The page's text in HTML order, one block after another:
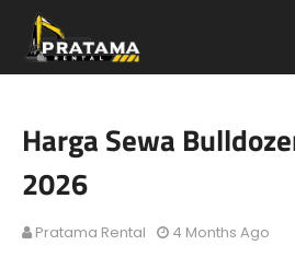
Harga Sewa
2026
Pratama Rental 4 Months Ago